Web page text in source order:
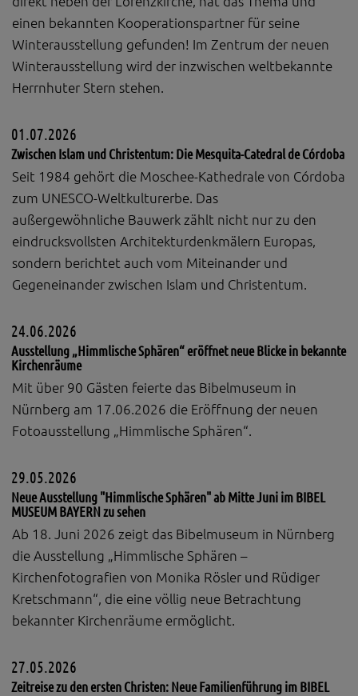
Diese Website nutzt Matomo Analytics für die Auswertung der
Seitenaufrufe als Statistik. Die hierdurch gespeicherten Daten werden
ausschließlich auf unseren eigenen Servern gespeichert. Eine
Übertragung an Dritte erfolgt nicht. Wir verwenden die Funktion
AnonymizeIP zur Anonymisierung Ihrer IP-Adresse, so dass diese gekürzt
wird und nicht mehr Ihrem Besuch auf unserer Internetseite zugeordnet
werden kann.
Wir nutzen YouTube im erweiterten Datenschutzmodus. Dieser Modus
bewirkt laut YouTube, dass YouTube keine Informationen über die
ansehen.
Eingebundene Inhalte
Optional sind externe Inhalte auf den Seiten dieser Website
eingebunden. Das können Kartendienste wie z.B. Google Maps sein
oder auch Anwendungen einer externen Website.
einen bekannten Kooperationspartner für seine
Winterausstellung gefunden! Im Zentrum der neuen
Winterausstellung wird der inzwischen weltbekannte
Herrnhuter Stern stehen.
01.07.2026
Zwischen Islam und Christentum: Die Mesquita-Catedral de Córdoba
Seit 1984 gehört die Moschee-Kathedrale von Córdoba
zum UNESCO-Weltkulturerbe. Das
außergewöhnliche Bauwerk zählt nicht nur zu den
eindrucksvollsten Architekturdenkmälern Europas,
sondern berichtet auch vom Miteinander und
Gegeneinander zwischen Islam und Christentum.
24.06.2026
Ausstellung „Himmlische Sphären“ eröffnet neue Blicke in bekannte
Kirchenräume
Mit über 90 Gästen feierte das Bibelmuseum in
Nürnberg am 17.06.2026 die Eröffnung der neuen
Fotoausstellung „Himmlische Sphären“.
29.05.2026
Neue Ausstellung "Himmlische Sphären" ab Mitte Juni im BIBEL
MUSEUM BAYERN zu sehen
Ab 18. Juni 2026 zeigt das Bibelmuseum in Nürnberg
die Ausstellung „Himmlische Sphären –
Kirchenfotografien von Monika Rösler und Rüdiger
Kretschmann“, die eine völlig neue Betrachtung
bekannter Kirchenräume ermöglicht.
27.05.2026
Zeitreise zu den ersten Christen: Neue Familienführung im BIBEL